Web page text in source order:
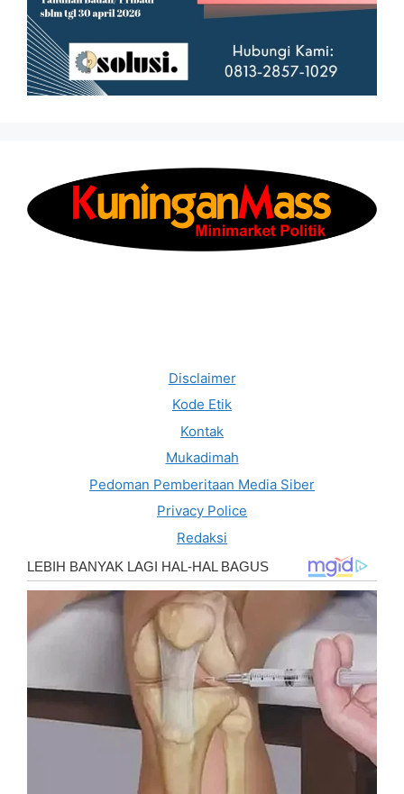
Disclaimer
Kode Etik
Kontak
Mukadimah
Pedoman Pemberitaan Media Siber
Privacy Police
Redaksi